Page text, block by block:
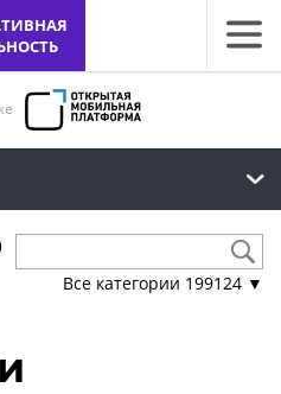
Все категории 199124 ▼